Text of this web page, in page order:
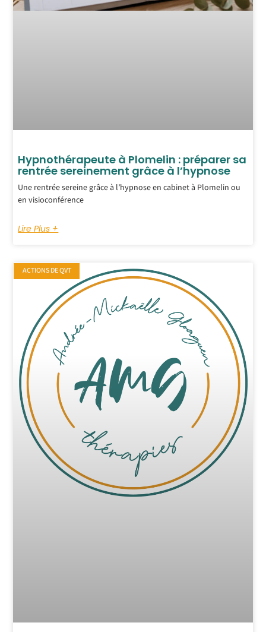
Hypnothérapeute à Plomelin : préparer sa
rentrée sereinement grâce à l’hypnose
Une rentrée sereine grâce à l’hypnose en cabinet à Plomelin ou
en visioconférence
Lire Plus +
ACTIONS DE QVT